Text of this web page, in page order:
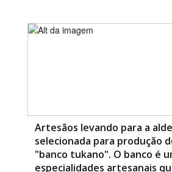
Artesãos levando para a
selecionada para produção
"banco tukano". O banco é
especialidades artesanais